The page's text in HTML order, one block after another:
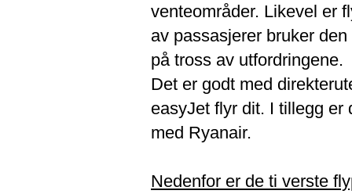
venteområder. Likevel er
av passasjerer bruker
på tross av utfordringene.
Det er godt med
easyJet flyr dit. I tillegg er
med Ryanair.
Nedenfor er de ti verste